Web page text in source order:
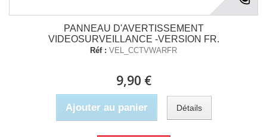
PANNEAU D'AVERTISSEMENT
VIDEOSURVEILLANCE -VERSION FR.
Réf : VEL_CCTVWARFR
9,90 €
Ajouter au panier Détails